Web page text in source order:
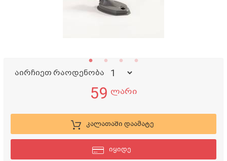
აირჩიეთ რაოდენობა
59 ლარი
კალათაში დაამატე
იყიდე